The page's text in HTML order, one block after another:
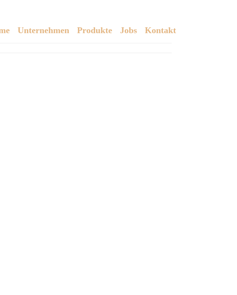
Unternehmen Produkte Jobs Kontakt